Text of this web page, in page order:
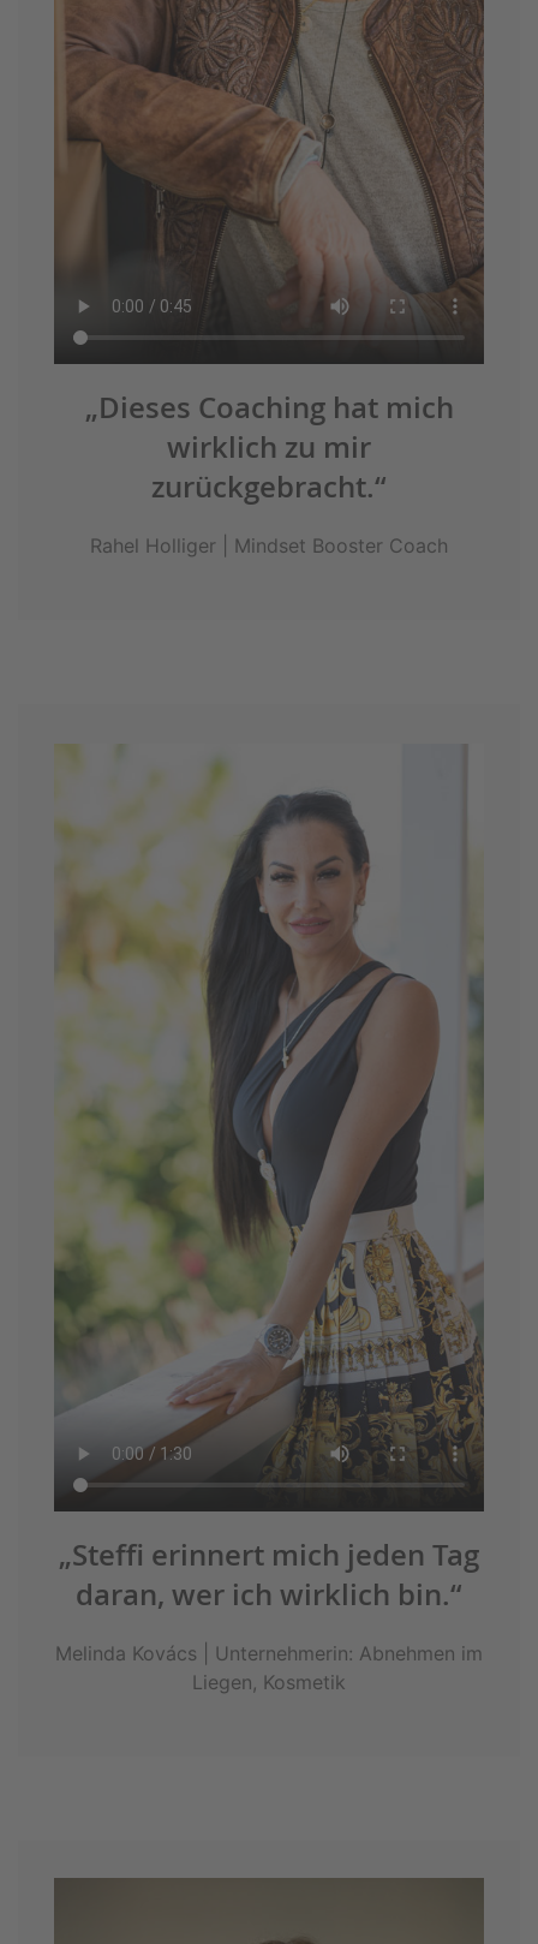
„Dieses Coaching hat mich
wirklich zu mir
zurückgebracht.“
Rahel Holliger | Mindset Booster Coach
„Steffi erinnert mich jeden Tag
daran, wer ich wirklich bin.“
Melinda Kovács | Unternehmerin: Abnehmen im
Liegen, Kosmetik